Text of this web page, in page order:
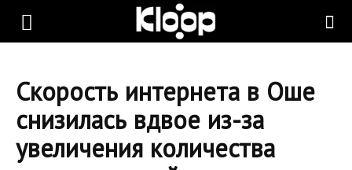
KLOOP.KG
Новости
Скорость интернета в Оше
снизилась вдвое из-за
увеличения количества